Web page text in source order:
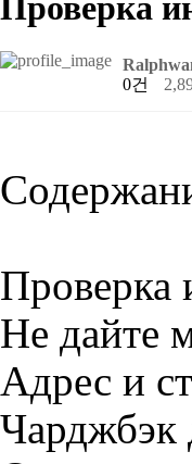
0건
Проверка
Не дайте
Адрес и
Чарджбэк